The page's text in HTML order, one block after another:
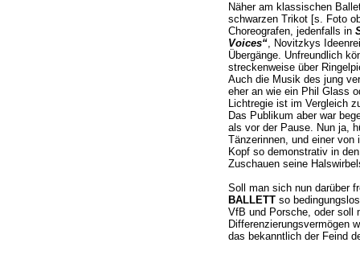
Näher am klassischen
schwarzen Trikot [s. Foto
Choreografen, jedenfalls in
Voices“, Novitzkys
Übergänge. Unfreundlich
streckenweise über
Auch die Musik des jung
eher an wie ein Phil Glass
Lichtregie ist im Vergleich
Das Publikum aber war
als vor der Pause. Nun ja,
Tänzerinnen, und einer von
Kopf so demonstrativ in
Zuschauen seine
Soll man sich nun darüber
BALLETTso
VfB und Porsche, oder soll
Differenzierungsvermögen
das bekanntlich der Feind